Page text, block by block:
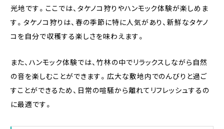
光地です。ここでは、タケノコ狩りやハンモック体験が楽しめま
す。タケノコ狩りは、春の季節に特に人気があり、新鮮なタケノ
コを自分で収穫する楽しさを味わえます。
また、ハンモック体験では、竹林の中でリラックスしながら自然
の音を楽しむことができます。広大な敷地内でのんびりと過ご
すことができるため、日常の喧騒から離れてリフレッシュするの
に最適です。